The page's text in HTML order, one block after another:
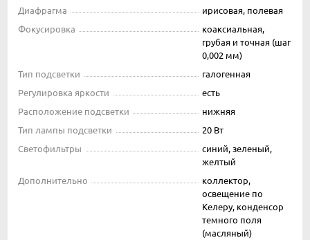
Диафрагма
ирисовая, полевая
Фокусировка
коаксиальная,
грубая и точная (шаг
0,002 мм)
Тип подсветки
галогенная
Регулировка яркости
есть
Расположение подсветки
нижняя
Тип лампы подсветки
20 Вт
Светофильтры
синий, зеленый,
желтый
Дополнительно
коллектор,
освещение по
Келеру, конденсор
темного поля
(масляный)